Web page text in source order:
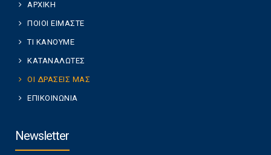
ΑΡΧΙΚΗ
ΠΟΙΟΙ ΕΙΜΑΣΤΕ
ΤΙ ΚΑΝΟΥΜΕ
ΚΑΤΑΝΑΛΩΤΕΣ
ΟΙ ΔΡΑΣΕΙΣ ΜΑΣ
ΕΠΙΚΟΙΝΩΝΙΑ
Newsletter